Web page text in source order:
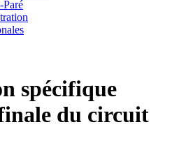
Paré
spécifique
du circuit